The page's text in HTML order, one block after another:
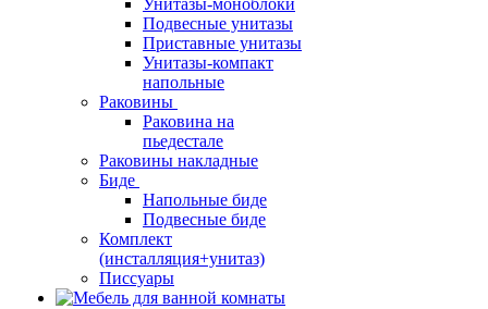
Унитазы-моноблоки
Подвесные унитазы
Приставные унитазы
Унитазы-компакт
напольные
Раковины
Раковина на
пьедестале
Раковины накладные
Биде
Напольные биде
Подвесные биде
Комплект
(инсталляция+унитаз)
Писсуары